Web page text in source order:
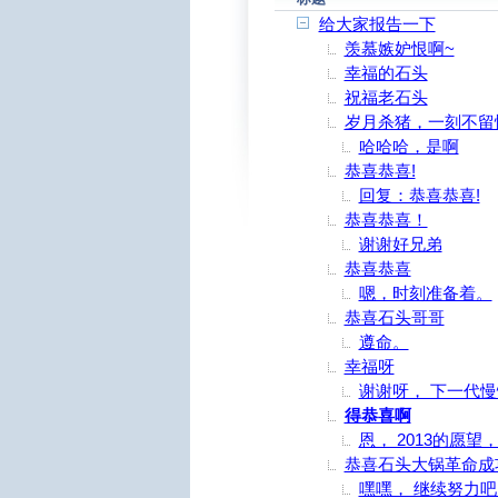
给大家报告一下
羡慕嫉妒恨啊~
幸福的石头
祝福老石头
岁月杀猪，一刻不留
哈哈哈，是啊
恭喜恭喜!
回复：恭喜恭喜!
恭喜恭喜！
谢谢好兄弟
恭喜恭喜
嗯，时刻准备着。
恭喜石头哥哥
遵命。
幸福呀
谢谢呀， 下一代
得恭喜啊
恩， 2013的愿望
恭喜石头大锅革命成
嘿嘿， 继续努力